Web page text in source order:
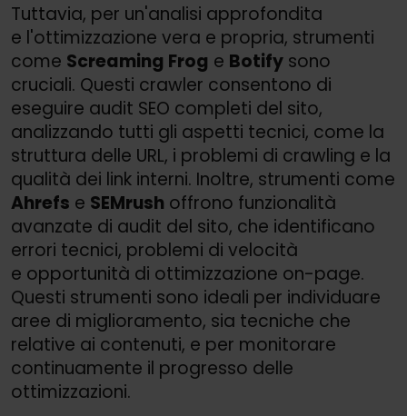
Tuttavia, per un'analisi approfondita
e l'ottimizzazione vera e propria, strumenti
come Screaming Frog e Botify sono
cruciali. Questi crawler consentono di
eseguire audit SEO completi del sito,
analizzando tutti gli aspetti tecnici, come la
struttura delle URL, i problemi di crawling e la
qualità dei link interni. Inoltre, strumenti come
Ahrefs e SEMrush offrono funzionalità
avanzate di audit del sito, che identificano
errori tecnici, problemi di velocità
e opportunità di ottimizzazione on-page.
Questi strumenti sono ideali per individuare
aree di miglioramento, sia tecniche che
relative ai contenuti, e per monitorare
continuamente il progresso delle
ottimizzazioni.